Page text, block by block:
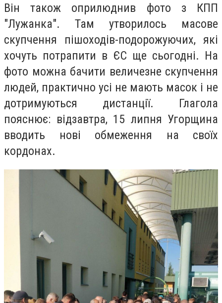
Він також оприлюднив фото з КПП
"Лужанка". Там утворилось масове
скупчення пішоходів-подорожуючих, які
хочуть потрапити в ЄС ще сьогодні. На
фото можна бачити величезне скупчення
людей, практично усі не мають масок і не
дотримуються дистанції. Глагола
пояснює: відзавтра, 15 липня Угорщина
вводить нові обмеження на своїх
кордонах.